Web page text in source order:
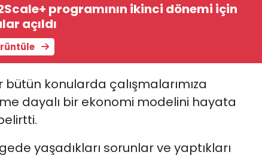
programının ikinci dönemi için
açıldı
konularda çalışmalarımıza
dayalı bir ekonomi modelini hayata
yaşadıkları sorunlar ve yaptıkları